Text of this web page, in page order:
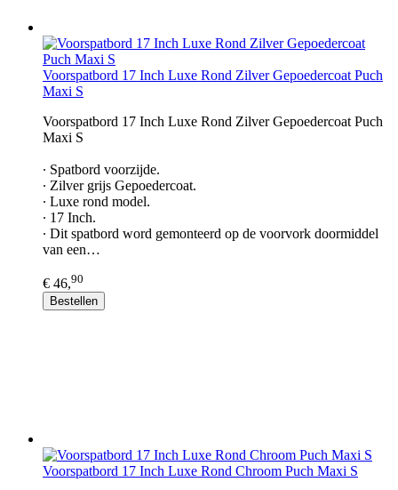
Voorspatbord 17 Inch Luxe Rond Zilver Gepoedercoat Puch
Maxi S
Voorspatbord 17 Inch Luxe Rond Zilver Gepoedercoat Puch
Maxi S
∙ Spatbord voorzijde.
∙ Zilver grijs Gepoedercoat.
∙ Luxe rond model.
∙ 17 Inch.
∙ Dit spatbord word gemonteerd op de voorvork doormiddel
van een…
€ 46,90
Bestellen
Voorspatbord 17 Inch Luxe Rond Chroom Puch Maxi S